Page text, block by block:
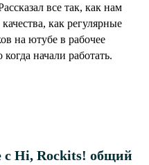
все так, как нам
как регулярные
на ютубе в рабочее
начали работать.
с Hi, Rockits! общий